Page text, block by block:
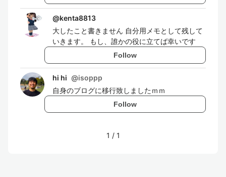
@kenta8813
大したこと書きません 自分用メモとして残して
いきます。 もし、誰かの役に立てば幸いです
Follow
hi hi @isoppp
自身のブログに移行致しましたｍｍ
Follow
1 / 1